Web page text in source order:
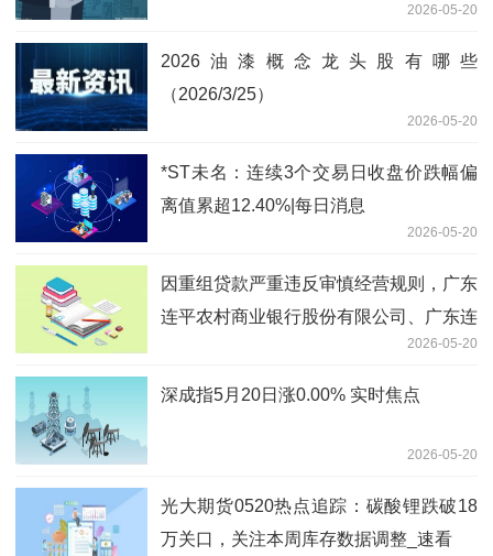
2026-05-20
2026油漆概念龙头股有哪些
（2026/3/25）
2026-05-20
*ST未名：连续3个交易日收盘价跌幅偏
离值累超12.40%|每日消息
2026-05-20
因重组贷款严重违反审慎经营规则，广东
连平农村商业银行股份有限公司、广东连
平农村商业银行股份有限公司陂头支行及
相关责任人员被罚款30万元和20万元
2026-05-20
深成指5月20日涨0.00% 实时焦点
2026-05-20
光大期货0520热点追踪：碳酸锂跌破18
万关口，关注本周库存数据调整_速看